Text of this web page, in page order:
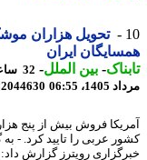
تحویل هزاران موشک
ایران
-بین الملل-
06:55
82044630
فروش بیش از پنج هزار
عربی را تایید کرد. - به